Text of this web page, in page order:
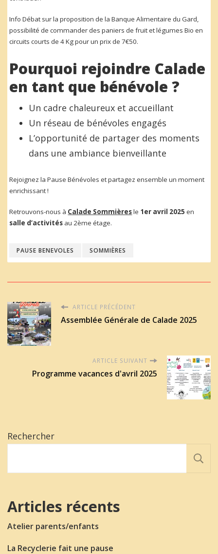
Info Débat sur la proposition de la Banque Alimentaire du Gard,
possibilité de commander des paniers de fruit et légumes Bio en
circuits courts de 4 Kg pour un prix de 7€50.
Pourquoi rejoindre Calade
en tant que bénévole ?
Un cadre chaleureux et accueillant
Un réseau de bénévoles engagés
L’opportunité de partager des moments
dans une ambiance bienveillante
Rejoignez la Pause Bénévoles et partagez ensemble un moment
enrichissant !
Retrouvons-nous à Calade Sommièresle 1er avril 2025 en
salle d’activités au 2ème étage.
PAUSE BENEVOLES SOMMIÈRES
ARTICLE PRÉCÉDENT
Assemblée Générale de Calade 2025
ARTICLE SUIVANT
Programme vacances d'avril 2025
Rechercher
Articles récents
Atelier parents/enfants
La Recyclerie fait une pause